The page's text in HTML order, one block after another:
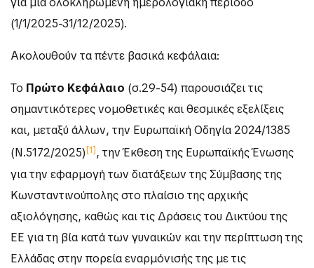
(1/1/2025-31/12/2025).
Ακολουθούν τα πέντε βασικά κεφάλαια:
Το Πρώτο Κεφάλαιο (σ.29-54) παρουσιάζει τις
σημαντικότερες νομοθετικές και θεσμικές εξελίξεις
και, μεταξύ άλλων, την Ευρωπαϊκή Οδηγία 2024/1385
(Ν.5172/2025)[1], την Έκθεση της Ευρωπαϊκής Ένωσης
για την εφαρμογή των διατάξεων της Σύμβασης της
Κωνσταντινούπολης στο πλαίσιο της αρχικής
αξιολόγησης, καθώς και τις Δράσεις του Δικτύου της
ΕΕ για τη βία κατά των γυναικών και την περίπτωση της
Ελλάδας στην πορεία εναρμόνισής της με τις